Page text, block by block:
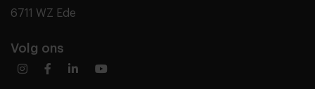
6711 WZ Ede
Volg ons